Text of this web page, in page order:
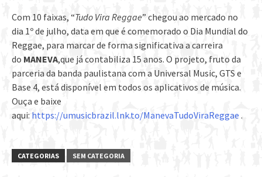
Com 10 faixas, “Tudo Vira Reggae” chegou ao mercado no
dia 1º de julho, data em que é comemorado o Dia Mundial do
Reggae, para marcar de forma significativa a carreira
do MANEVA,que já contabiliza 15 anos. O projeto, fruto da
parceria da banda paulistana com a Universal Music, GTS e
Base 4, está disponível em todos os aplicativos de música.
Ouça e baixe
aqui: https://umusicbrazil.lnk.to/ManevaTudoViraReggae .
CATEGORIAS SEM CATEGORIA